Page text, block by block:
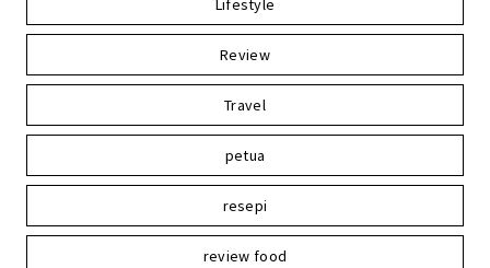
Lifestyle
Review
Travel
petua
resepi
review food